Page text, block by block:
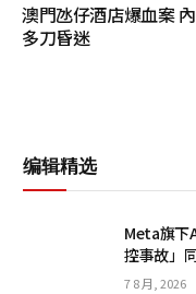
澳門氹仔酒店爆血案
多刀昏迷
编辑精选
Meta旗下
控事故」
7 8 月, 2026